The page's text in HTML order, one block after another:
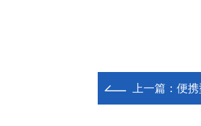
上一篇： 便